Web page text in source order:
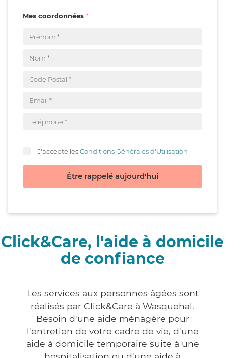
Mes coordonnées
J'accepte lesConditions Générales d'Utilisation
Être rappelé aujourd'hui
Click&Care, l'aide à domicile
de confiance
Les services aux personnes âgées sont
réalisés par Click&Care à Wasquehal.
Besoin d'une aide ménagère pour
l'entretien de votre cadre de vie, d'une
aide à domicile temporaire suite à une